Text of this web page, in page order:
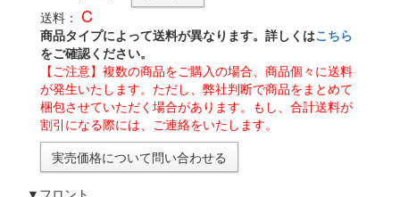
送料： C
商品タイプによって送料が異なります。詳しくはこちら
をご確認ください。
【ご注意】複数の商品をご購入の場合、商品個々に送料
が発生いたします。ただし、弊社判断で商品をまとめて
梱包させていただく場合があります。もし、合計送料が
割引になる際には、ご連絡をいたします。
実売価格について問い合わせる
▼フロント